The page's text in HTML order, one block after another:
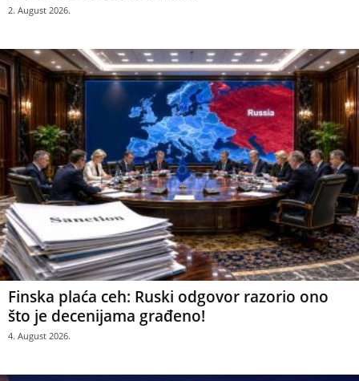
2. August 2026.
Finska plaća ceh: Ruski odgovor razorio ono
što je decenijama građeno!
4. August 2026.